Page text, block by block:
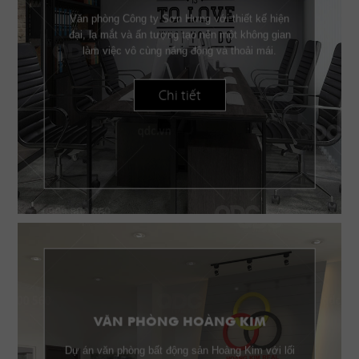
Văn phòng Công ty Sơn Hưng với thiết kế hiện
đại, lạ mắt và ấn tượng tạo nên một không gian
làm việc vô cùng năng động và thoải mái.
Chi tiết
VĂN PHÒNG HOÀNG KIM
Dự án văn phòng bất động sản Hoàng Kim với lối